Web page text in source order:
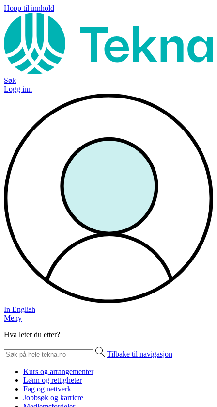
Hopp til innhold
Søk
Logg inn
In English
Meny
Hva leter du etter?
Tilbake til navigasjon
Kurs og arrangementer
Lønn og rettigheter
Fag og nettverk
Jobbsøk og karriere